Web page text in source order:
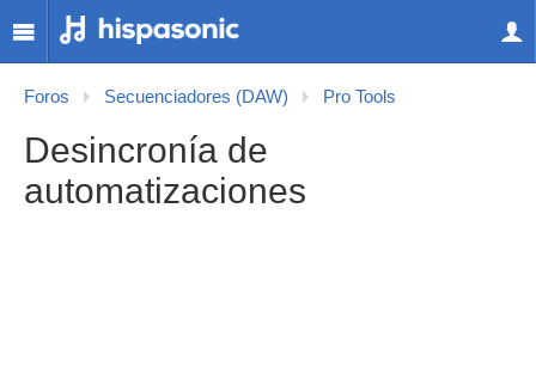
Foros Secuenciadores (DAW) Pro Tools
Desincronía de
automatizaciones